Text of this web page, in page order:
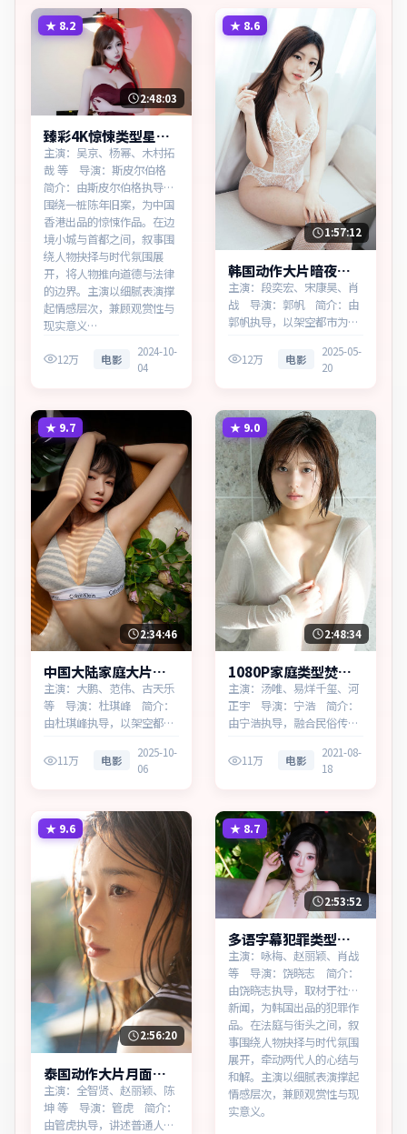
★ 8.2
2:48:03
臻彩4K惊悚类型星河
回响高清完整在线
主演：吴京、杨幂、木村拓
哉 等 导演：斯皮尔伯格
简介：由斯皮尔伯格执导，
围绕一桩陈年旧案，为中国
香港出品的惊悚作品。在边
境小城与首都之间，叙事围
绕人物抉择与时代氛围展
开，将人物推向道德与法律
的边界。主演以细腻表演撑
起情感层次，兼顾观赏性与
现实意义…
12万 电影
2024-10-
04
★ 8.6
1:57:12
韩国动作大片暗夜追
缉热播更新中
主演：段奕宏、宋康昊、肖
战 导演：郭帆 简介：由
郭帆执导，以架空都市为蓝
品。在边境小城与首都之
间，叙事围绕人物抉择与时
长，值得细品。主演以细腻
表演撑起情感层次，兼顾观
赏性与现实意义。
12万 电影
2025-05-
20
★ 9.7
2:34:46
中国大陆家庭大片暴
雪回响高清完整在线
主演：大鹏、范伟、古天乐
等 导演：杜琪峰 简介：
由杜琪峰执导，以架空都市
家庭作品。在春运与归乡的
旅途中，叙事围绕人物抉择
味悠长，值得细品。主演以
细腻表演撑起情感层次，兼
顾观赏性与现实意义。
11万 电影
2025-10-
06
★ 9.0
2:48:34
1080P家庭类型焚城
回响高清完整在线
主演：汤唯、易烊千玺、河
正宇 导演：宁浩 简介：
由宁浩执导，融合民俗传说
家庭作品。在边境小城与首
都之间，叙事围绕人物抉择
谎言与真相。主演以细腻表
演撑起情感层次，兼顾观赏
性与现实意义。
11万 电影
2021-08-
18
★ 9.6
2:56:20
泰国动作大片月面回
响多终端播放
主演：全智贤、赵丽颖、陈
坤 等 导演：管虎 简介：
由管虎执导，讲述普通人在
★ 8.7
2:53:52
多语字幕犯罪类型霓
虹追缉多终端播放
主演：咏梅、赵丽颖、肖战
等 导演：饶晓志 简介：
由饶晓志执导，取材于社会
新闻，为韩国出品的犯罪作
品。在法庭与街头之间，叙
事围绕人物抉择与时代氛围
展开，牵动两代人的心结与
和解。主演以细腻表演撑起
情感层次，兼顾观赏性与现
实意义。